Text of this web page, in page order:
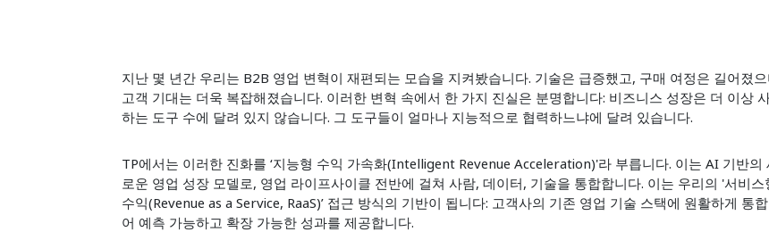
지난 몇 년간 우리는 B2B 영업 변혁이 재편되는 모습을 지켜봤습니다. 기술은 급증했고, 구매 여정은 길어졌
고객 기대는 더욱 복잡해졌습니다. 이러한 변혁 속에서 한 가지 진실은 분명합니다: 비즈니스 성장은 더 이상
하는 도구 수에 달려 있지 않습니다. 그 도구들이 얼마나 지능적으로 협력하느냐에 달려 있습니다.
TP에서는 이러한 진화를 ‘지능형 수익 가속화(Intelligent Revenue Acceleration)'라 부릅니다. 이는 AI 기반의
로운 영업 성장 모델로, 영업 라이프사이클 전반에 걸쳐 사람, 데이터, 기술을 통합합니다. 이는 우리의 '서비스
수익(Revenue as a Service, RaaS)’ 접근 방식의 기반이 됩니다: 고객사의 기존 영업 기술 스택에 원활하게 통
어 예측 가능하고 확장 가능한 성과를 제공합니다.